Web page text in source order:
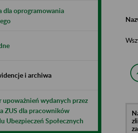
dla oprogramowania
i archiwa
upoważnień wydanych przez
ZUS dla pracowników
Ubezpieczeń Społecznych